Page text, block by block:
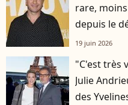
rare,
depuis le
19 juin 2026
"C'est très
Julie
des